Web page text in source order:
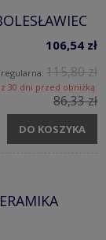
106,54 zł
regularna: 115,80 zł
30 dni przed obniżką:
86,33 zł
DO KOSZYKA